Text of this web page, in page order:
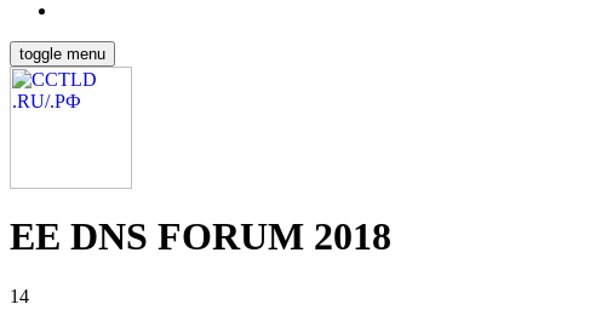
toggle menu
EE DNS FORUM 2018
14